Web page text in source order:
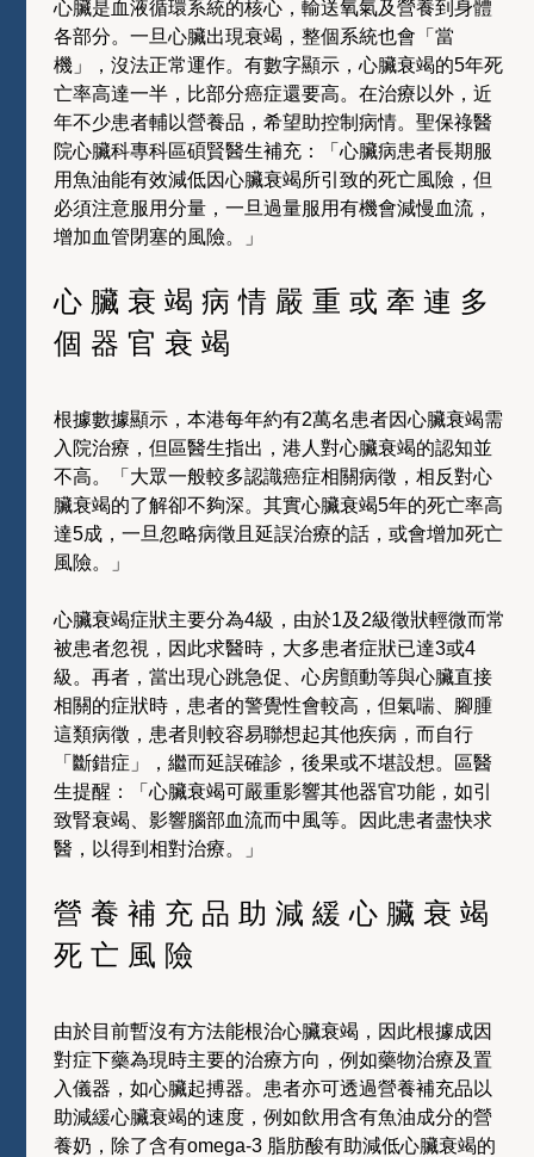
心臟是血液循環系統的核心，輸送氧氣及營養到身體
各部分。一旦心臟出現衰竭，整個系統也會「當
機」，沒法正常運作。有數字顯示，心臟衰竭的5年死
亡率高達一半，比部分癌症還要高。在治療以外，近
年不少患者輔以營養品，希望助控制病情。聖保祿醫
院心臟科專科區碩賢醫生補充：「心臟病患者長期服
用魚油能有效減低因心臟衰竭所引致的死亡風險，但
必須注意服用分量，一旦過量服用有機會減慢血流，
增加血管閉塞的風險。」
心臟衰竭病情嚴重或牽連多
個器官衰竭
根據數據顯示，本港每年約有2萬名患者因心臟衰竭需
入院治療，但區醫生指出，港人對心臟衰竭的認知並
不高。「大眾一般較多認識癌症相關病徵，相反對心
臟衰竭的了解卻不夠深。其實心臟衰竭5年的死亡率高
達5成，一旦忽略病徵且延誤治療的話，或會增加死亡
風險。」
心臟衰竭症狀主要分為4級，由於1及2級徵狀輕微而常
被患者忽視，因此求醫時，大多患者症狀已達3或4
級。再者，當出現心跳急促、心房顫動等與心臟直接
相關的症狀時，患者的警覺性會較高，但氣喘、腳腫
這類病徵，患者則較容易聯想起其他疾病，而自行
「斷錯症」，繼而延誤確診，後果或不堪設想。區醫
生提醒：「心臟衰竭可嚴重影響其他器官功能，如引
致腎衰竭、影響腦部血流而中風等。因此患者盡快求
醫，以得到相對治療。」
營養補充品助減緩心臟衰竭
死亡風險
由於目前暫沒有方法能根治心臟衰竭，因此根據成因
對症下藥為現時主要的治療方向，例如藥物治療及置
入儀器，如心臟起搏器。患者亦可透過營養補充品以
助減緩心臟衰竭的速度，例如飲用含有魚油成分的營
養奶，除了含有omega-3 脂肪酸有助減低心臟衰竭的